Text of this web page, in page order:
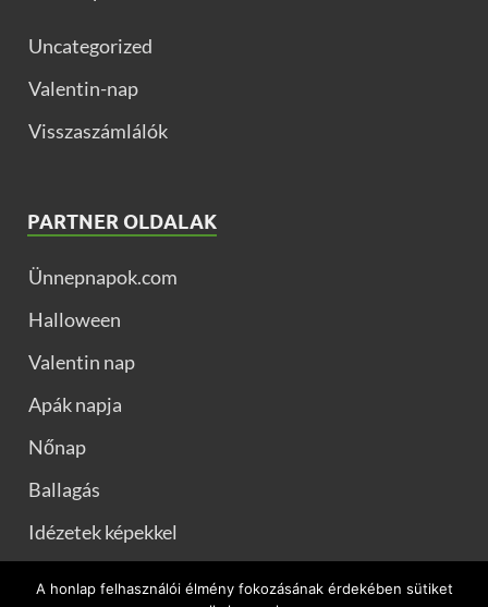
Uncategorized
Valentin-nap
Visszaszámlálók
PARTNER OLDALAK
Ünnepnapok.com
Halloween
Valentin nap
Apák napja
Nőnap
Ballagás
Idézetek képekkel
A honlap felhasználói élmény fokozásának érdekében sütiket